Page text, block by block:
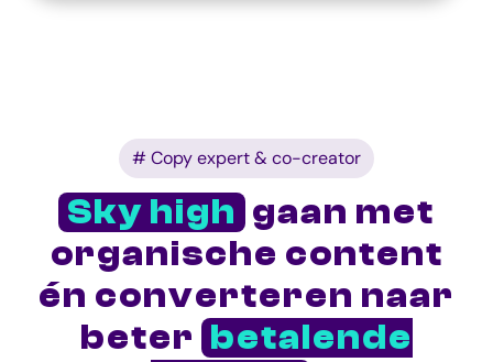
# Copy expert & co-creator
Sky high gaan met
organische content
én converteren naar
beter betalende